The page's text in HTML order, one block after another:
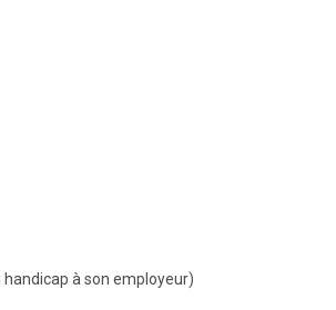
à son employeur)